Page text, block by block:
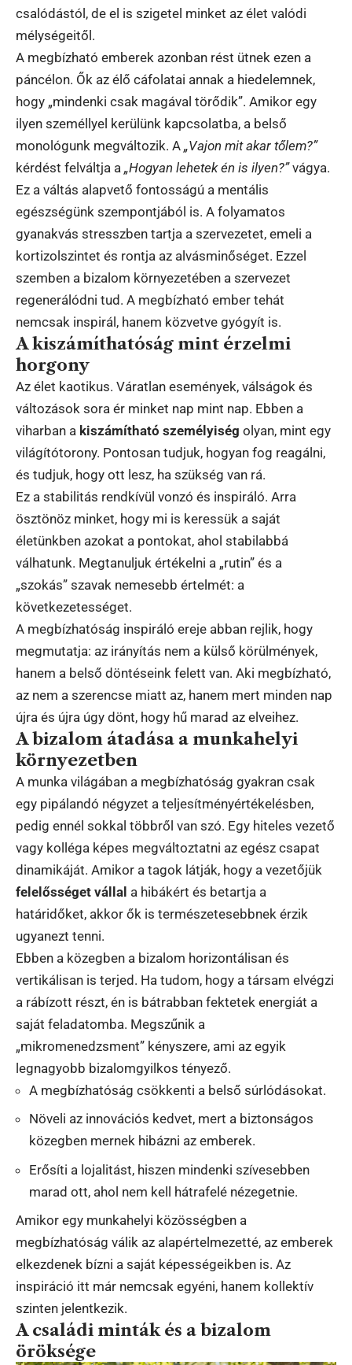
csalódástól, de el is szigetel minket az élet valódi
mélységeitől.
A megbízható emberek azonban rést ütnek ezen a
páncélon. Ők az élő cáfolatai annak a hiedelemnek,
hogy „mindenki csak magával törődik”. Amikor egy
ilyen személlyel kerülünk kapcsolatba, a belső
monológunk megváltozik. A „Vajon mit akar tőlem?”
kérdést felváltja a „Hogyan lehetek én is ilyen?”vágya.
Ez a váltás alapvető fontosságú a mentális
egészségünk szempontjából is. A folyamatos
gyanakvás stresszben tartja a szervezetet, emeli a
kortizolszintet és rontja az alvásminőséget. Ezzel
szemben a bizalom környezetében a szervezet
regenerálódni tud. A megbízható ember tehát
nemcsak inspirál, hanem közvetve gyógyít is.
A kiszámíthatóság mint érzelmi
horgony
Az élet kaotikus. Váratlan események, válságok és
változások sora ér minket nap mint nap. Ebben a
viharban a kiszámítható személyiség olyan, mint egy
világítótorony. Pontosan tudjuk, hogyan fog reagálni,
és tudjuk, hogy ott lesz, ha szükség van rá.
Ez a stabilitás rendkívül vonzó és inspiráló. Arra
ösztönöz minket, hogy mi is keressük a saját
életünkben azokat a pontokat, ahol stabilabbá
válhatunk. Megtanuljuk értékelni a „rutin” és a
„szokás” szavak nemesebb értelmét: a
következetességet.
A megbízhatóság inspiráló ereje abban rejlik, hogy
megmutatja: az irányítás nem a külső körülmények,
hanem a belső döntéseink felett van. Aki megbízható,
az nem a szerencse miatt az, hanem mert minden nap
újra és újra úgy dönt, hogy hű marad az elveihez.
A bizalom átadása a munkahelyi
környezetben
A munka világában a megbízhatóság gyakran csak
egy pipálandó négyzet a teljesítményértékelésben,
pedig ennél sokkal többről van szó. Egy hiteles vezető
vagy kolléga képes megváltoztatni az egész csapat
dinamikáját. Amikor a tagok látják, hogy a vezetőjük
felelősséget vállal a hibákért és betartja a
határidőket, akkor ők is természetesebbnek érzik
ugyanezt tenni.
Ebben a közegben a bizalom horizontálisan és
vertikálisan is terjed. Ha tudom, hogy a társam elvégzi
a rábízott részt, én is bátrabban fektetek energiát a
saját feladatomba. Megszűnik a
„mikromenedzsment” kényszere, ami az egyik
legnagyobb bizalomgyilkos tényező.
A megbízhatóság csökkenti a belső súrlódásokat.
Növeli az innovációs kedvet, mert a biztonságos
közegben mernek hibázni az emberek.
Erősíti a lojalitást, hiszen mindenki szívesebben
marad ott, ahol nem kell hátrafelé nézegetnie.
Amikor egy munkahelyi közösségben a
megbízhatóság válik az alapértelmezetté, az emberek
elkezdenek bízni a saját képességeikben is. Az
inspiráció itt már nemcsak egyéni, hanem kollektív
szinten jelentkezik.
A családi minták és a bizalom
öröksége